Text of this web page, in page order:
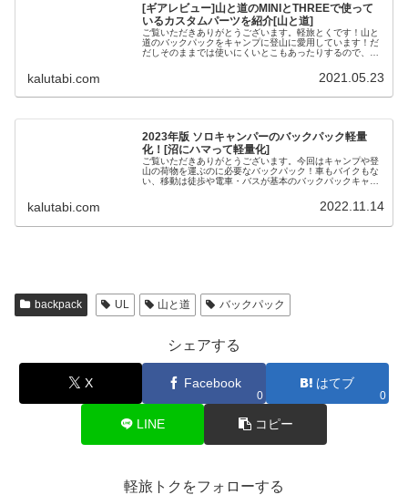
[ギアレビュー]山と道のMINIとTHREEで使って
いるカスタムパーツを紹介[山と道]
ご覧いただきありがとうございます。軽旅とくです！山と
道のバックパックをキャンプに登山に愛用しています！だ
だしそのままでは使いにくいとこもあったりするので、い
kalutabi.com 2021.05.23
2023年版 ソロキャンパーのバックパック軽量
化！[沼にハマって軽量化]
ご覧いただきありがとうございます。今回はキャンプや登
山の荷物を運ぶのに必要なバックパック！車もバイクもな
い、移動は徒歩や電車・バスが基本のバックパックキャン
kalutabi.com 2022.11.14
backpack UL 山と道 バックパック
シェアする
X Facebook
0
はてブ
0
LINE コピー
軽旅トクをフォローする